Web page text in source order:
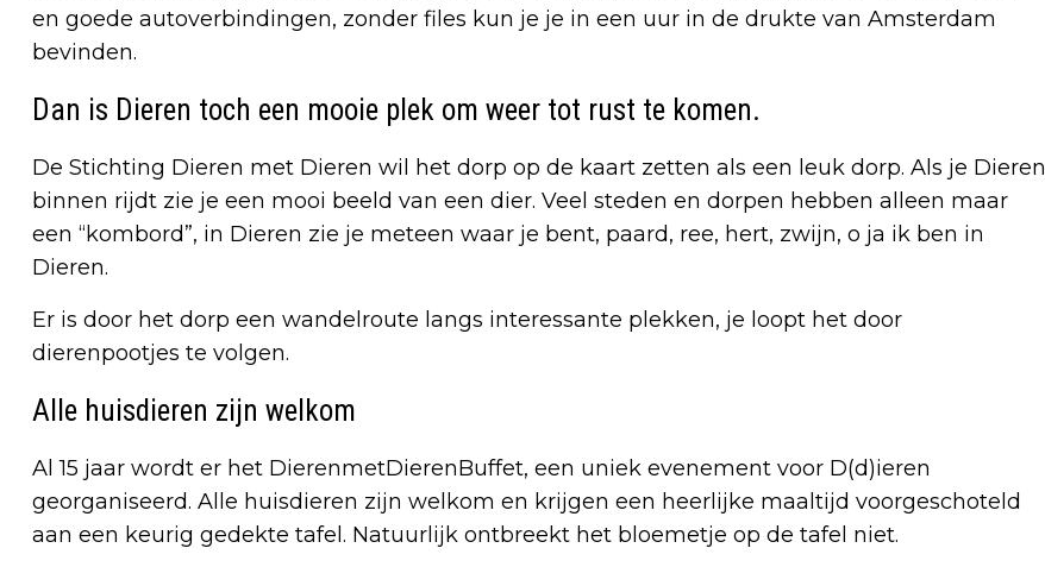
en goede autoverbindingen, zonder files kun je je in een uur in de drukte van Amsterdam
bevinden.
Dan is Dieren toch een mooie plek om weer tot rust te komen.
De Stichting Dieren met Dieren wil het dorp op de kaart zetten als een leuk dorp. Als je Dieren
binnen rijdt zie je een mooi beeld van een dier. Veel steden en dorpen hebben alleen maar
een “kombord”, in Dieren zie je meteen waar je bent, paard, ree, hert, zwijn, o ja ik ben in
Dieren.
Er is door het dorp een wandelroute langs interessante plekken, je loopt het door
dierenpootjes te volgen.
Alle huisdieren zijn welkom
Al 15 jaar wordt er het DierenmetDierenBuffet, een uniek evenement voor D(d)ieren
georganiseerd. Alle huisdieren zijn welkom en krijgen een heerlijke maaltijd voorgeschoteld
aan een keurig gedekte tafel. Natuurlijk ontbreekt het bloemetje op de tafel niet.